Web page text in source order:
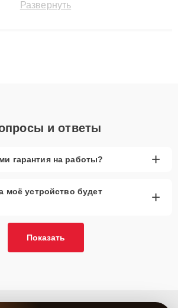
до 3 лет. Наши мастера решают
Развернуть
и ответы
гарантия на работы? +
моё устройство будет
+
Показать